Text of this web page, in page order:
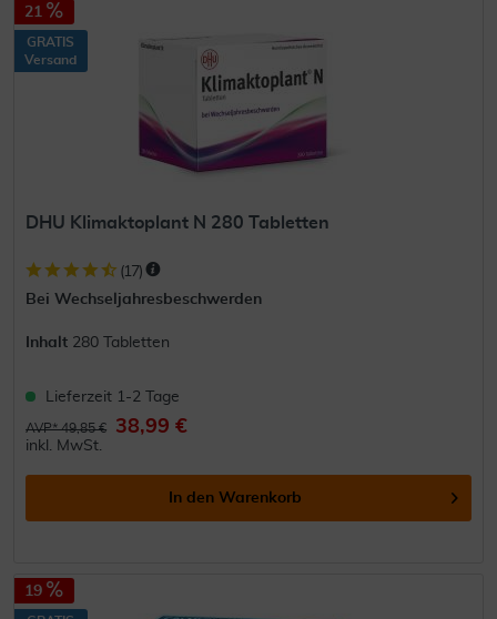
21
GRATIS
Versand
DHU Klimaktoplant N 280 Tabletten
(17)
Bei Wechseljahresbeschwerden
Inhalt 280 Tabletten
Lieferzeit 1-2 Tage
AVP* 49,85 € 38,99 €
inkl. MwSt.
In den Warenkorb
19